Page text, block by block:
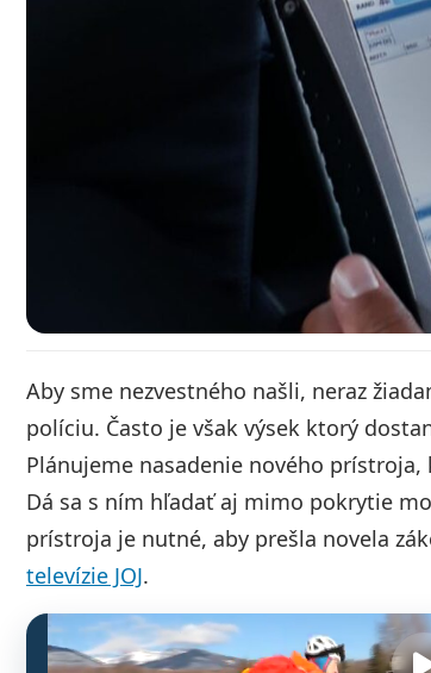
Aby sme nezvestného našli, neraz
políciu. Často je však výsek ktorý
Plánujeme nasadenie nového
Dá sa s ním hľadať aj mimo pokrytie
prístroja je nutné, aby prešla novela
televízie JOJ.